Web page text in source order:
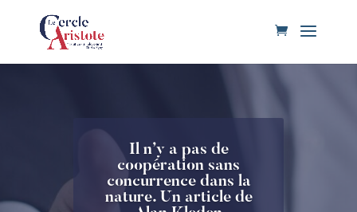
Il n’y a pas de
coopération sans
concurrence dans la
nature. Un article de